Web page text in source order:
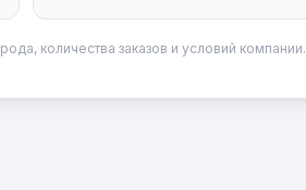
количества заказов и условий компании.